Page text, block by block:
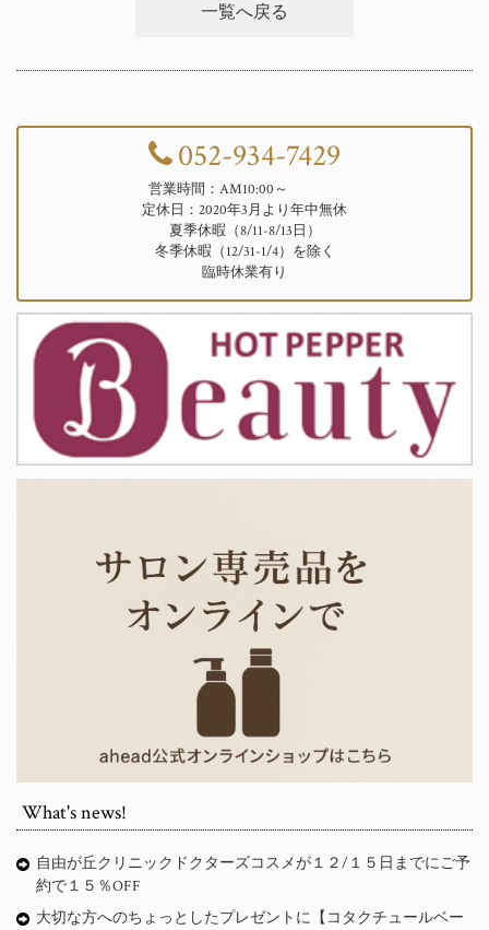
一覧へ戻る
052-934-7429
営業時間：AM10:00～
定休日：2020年3月より年中無休
夏季休暇（8/11-8/13日）
冬季休暇（12/31-1/4）を除く
臨時休業有り
What's news!
自由が丘クリニックドクターズコスメが１２/１５日までにご予
約で１５％OFF
大切な方へのちょっとしたプレゼントに【コタクチュールベー